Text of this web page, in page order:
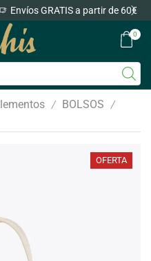
a partir de 60€
0
/ BOLSOS /
OFERTA